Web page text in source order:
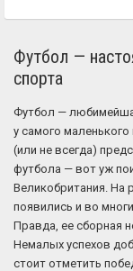
Футбол —
спорта
Футбол —
у самого
(или не всегда)
футбола — вот уж
Великобритания. На
появились и во
Правда, ее сборная
Немалых успехов
стоит отметить